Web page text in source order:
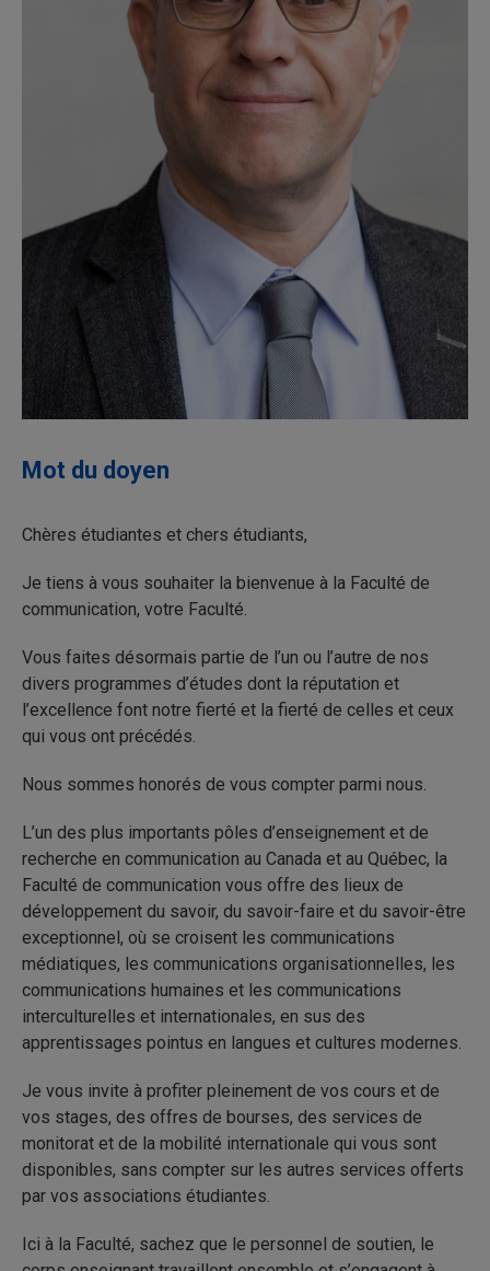
Mot du doyen
Chères étudiantes et chers étudiants,
Je tiens à vous souhaiter la bienvenue à la Faculté de
communication, votre Faculté.
Vous faites désormais partie de l’un ou l’autre de nos
divers programmes d’études dont la réputation et
l’excellence font notre fierté et la fierté de celles et ceux
qui vous ont précédés.
Nous sommes honorés de vous compter parmi nous.
L’un des plus importants pôles d’enseignement et de
recherche en communication au Canada et au Québec, la
Faculté de communication vous offre des lieux de
développement du savoir, du savoir-faire et du savoir-être
exceptionnel, où se croisent les communications
médiatiques, les communications organisationnelles, les
communications humaines et les communications
interculturelles et internationales, en sus des
apprentissages pointus en langues et cultures modernes.
Je vous invite à profiter pleinement de vos cours et de
vos stages, des offres de bourses, des services de
monitorat et de la mobilité internationale qui vous sont
disponibles, sans compter sur les autres services offerts
par vos associations étudiantes.
Ici à la Faculté, sachez que le personnel de soutien, le